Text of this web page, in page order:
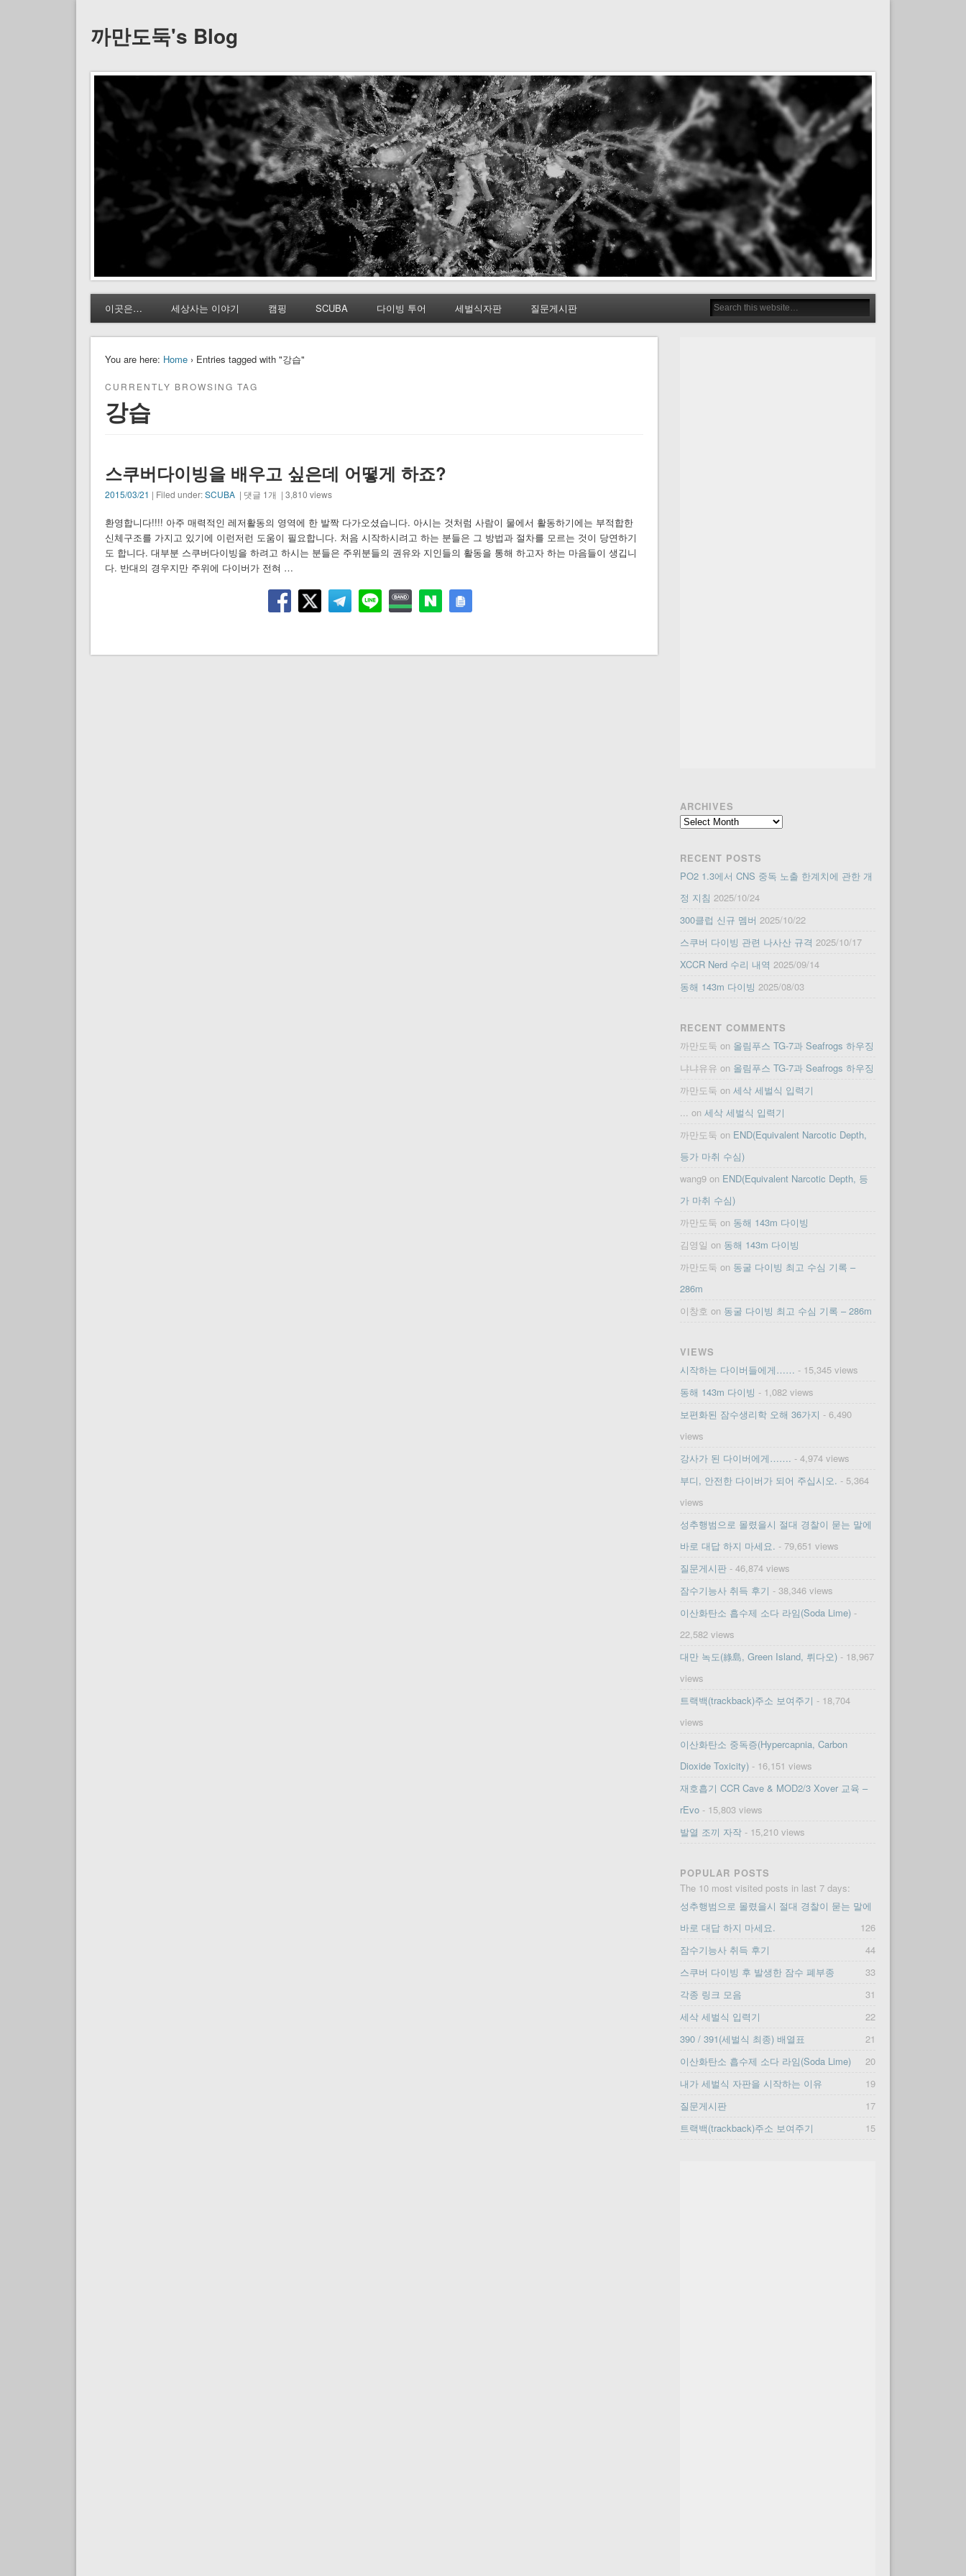
까만도둑's Blog
이곳은… 세상사는 이야기 캠핑 SCUBA 다이빙 투어 세벌식자판 질문게시판
You are here: Home› Entries tagged with "강습"
CURRENTLY BROWSING TAG
강습
스쿠버다이빙을 배우고 싶은데 어떻게 하죠?
2015/03/21 | Filed under:SCUBA| 댓글 1개 | 3,810 views
환영합니다!!!! 아주 매력적인 레저활동의 영역에 한 발짝 다가오셨습니다. 아시는 것처럼 사람이 물에서 활동하기에는 부적합한
신체구조를 가지고 있기에 이런저런 도움이 필요합니다. 처음 시작하시려고 하는 분들은 그 방법과 절차를 모르는 것이 당연하기
도 합니다. 대부분 스쿠버다이빙을 하려고 하시는 분들은 주위분들의 권유와 지인들의 활동을 통해 하고자 하는 마음들이 생깁니
다. 반대의 경우지만 주위에 다이버가 전혀 …
ARCHIVES
Archives
RECENT POSTS
PO2 1.3에서 CNS 중독 노출 한계치에 관한 개
정 지침 2025/10/24
300클럽 신규 멤버 2025/10/22
스쿠버 다이빙 관련 나사산 규격 2025/10/17
XCCR Nerd 수리 내역 2025/09/14
동해 143m 다이빙 2025/08/03
RECENT COMMENTS
까만도둑 on 올림푸스 TG-7과 Seafrogs 하우징
냐냐유유 on 올림푸스 TG-7과 Seafrogs 하우징
까만도둑 on 세삭 세벌식 입력기
... on 세삭 세벌식 입력기
까만도둑 on END(Equivalent Narcotic Depth,
등가 마취 수심)
wang9on END(Equivalent Narcotic Depth, 등
가 마취 수심)
까만도둑 on 동해 143m 다이빙
김영일 on 동해 143m 다이빙
까만도둑 on 동굴 다이빙 최고 수심 기록 –
286m
이창호 on 동굴 다이빙 최고 수심 기록 – 286m
VIEWS
시작하는 다이버들에게…… - 15,345 views
동해 143m 다이빙 - 1,082 views
보편화된 잠수생리학 오해 36가지 - 6,490
views
강사가 된 다이버에게……. - 4,974 views
부디, 안전한 다이버가 되어 주십시오. - 5,364
views
성추행범으로 몰렸을시 절대 경찰이 묻는 말에
바로 대답 하지 마세요. - 79,651 views
질문게시판- 46,874 views
잠수기능사 취득 후기 - 38,346 views
이산화탄소 흡수제 소다 라임(Soda Lime)-
22,582 views
대만 녹도(綠島, Green Island, 뤼다오)- 18,967
views
트랙백(trackback)주소 보여주기 - 18,704
views
이산화탄소 중독증(Hypercapnia, Carbon
Dioxide Toxicity)- 16,151 views
재호흡기 CCR Cave & MOD2/3 Xover 교육 –
rEvo- 15,803 views
발열 조끼 자작- 15,210 views
POPULAR POSTS
The 10 most visited posts in last 7 days:
성추행범으로 몰렸을시 절대 경찰이 묻는 말에
바로 대답 하지 마세요.
126
잠수기능사 취득 후기
44
스쿠버 다이빙 후 발생한 잠수 폐부종
33
각종 링크 모음
31
세삭 세벌식 입력기
22
390 / 391(세벌식 최종) 배열표
21
이산화탄소 흡수제 소다 라임(Soda Lime)
20
내가 세벌식 자판을 시작하는 이유
19
질문게시판
17
트랙백(trackback)주소 보여주기
15